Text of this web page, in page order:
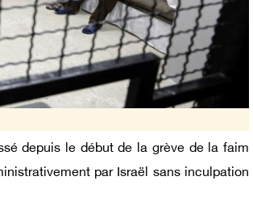
depuis le début de la grève de la faim
par Israël sans inculpation